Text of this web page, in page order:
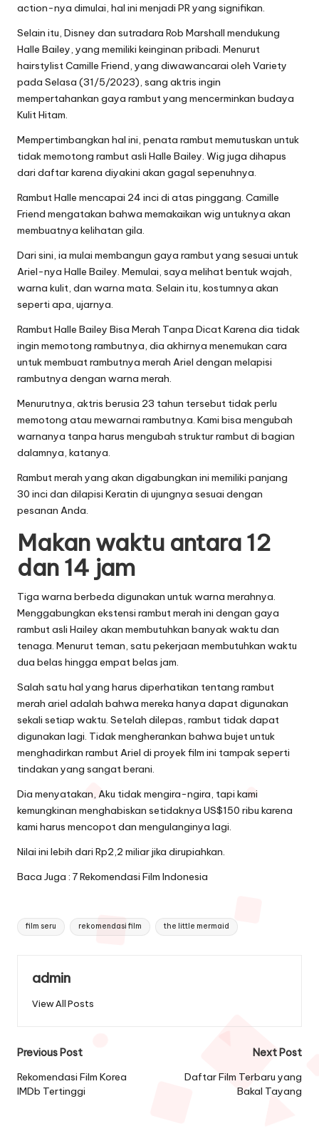
action-nya dimulai, hal ini menjadi PR yang signifikan.
Selain itu, Disney dan sutradara Rob Marshall mendukung
Halle Bailey, yang memiliki keinginan pribadi. Menurut
hairstylist Camille Friend, yang diwawancarai oleh Variety
pada Selasa (31/5/2023), sang aktris ingin
mempertahankan gaya rambut yang mencerminkan budaya
Kulit Hitam.
Mempertimbangkan hal ini, penata rambut memutuskan untuk
tidak memotong rambut asli Halle Bailey. Wig juga dihapus
dari daftar karena diyakini akan gagal sepenuhnya.
Rambut Halle mencapai 24 inci di atas pinggang. Camille
Friend mengatakan bahwa memakaikan wig untuknya akan
membuatnya kelihatan gila.
Dari sini, ia mulai membangun gaya rambut yang sesuai untuk
Ariel-nya Halle Bailey. Memulai, saya melihat bentuk wajah,
warna kulit, dan warna mata. Selain itu, kostumnya akan
seperti apa, ujarnya.
Rambut Halle Bailey Bisa Merah Tanpa Dicat Karena dia tidak
ingin memotong rambutnya, dia akhirnya menemukan cara
untuk membuat rambutnya merah Ariel dengan melapisi
rambutnya dengan warna merah.
Menurutnya, aktris berusia 23 tahun tersebut tidak perlu
memotong atau mewarnai rambutnya. Kami bisa mengubah
warnanya tanpa harus mengubah struktur rambut di bagian
dalamnya, katanya.
Rambut merah yang akan digabungkan ini memiliki panjang
30 inci dan dilapisi Keratin di ujungnya sesuai dengan
pesanan Anda.
Makan waktu antara 12
dan 14 jam
Tiga warna berbeda digunakan untuk warna merahnya.
Menggabungkan ekstensi rambut merah ini dengan gaya
rambut asli Hailey akan membutuhkan banyak waktu dan
tenaga. Menurut teman, satu pekerjaan membutuhkan waktu
dua belas hingga empat belas jam.
Salah satu hal yang harus diperhatikan tentang rambut
merah ariel adalah bahwa mereka hanya dapat digunakan
sekali setiap waktu. Setelah dilepas, rambut tidak dapat
digunakan lagi. Tidak mengherankan bahwa bujet untuk
menghadirkan rambut Ariel di proyek film ini tampak seperti
tindakan yang sangat berani.
Dia menyatakan, Aku tidak mengira-ngira, tapi kami
kemungkinan menghabiskan setidaknya US$150 ribu karena
kami harus mencopot dan mengulanginya lagi.
Nilai ini lebih dari Rp2,2 miliar jika dirupiahkan.
Baca Juga : 7 Rekomendasi Film Indonesia
Tags:
film seru rekomendasi film the little mermaid
admin
View All Posts
Post
navigation
Previous Post
Rekomendasi Film Korea
IMDb Tertinggi
Next Post
Daftar Film Terbaru yang
Bakal Tayang